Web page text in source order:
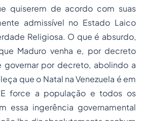
quiserem de acordo com suas
admissível no Estado Laico
Religiosa. O que é absurdo,
Maduro venha e, por decreto
governar por decreto, abolindo a
que o Natal na Venezuela é em
force a população e todos os
essa ingerência governamental